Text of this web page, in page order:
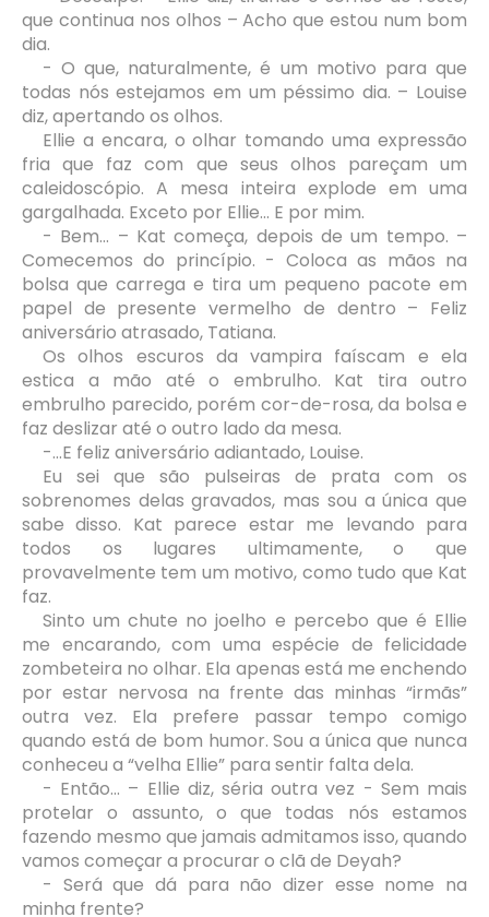
que continua nos olhos – Acho que estou num bom
dia.
- O que, naturalmente, é um motivo para que
todas nós estejamos em um péssimo dia. – Louise
diz, apertando os olhos.
Ellie a encara, o olhar tomando uma expressão
fria que faz com que seus olhos pareçam um
caleidoscópio. A mesa inteira explode em uma
gargalhada. Exceto por Ellie... E por mim.
- Bem... – Kat começa, depois de um tempo. –
Comecemos do princípio. - Coloca as mãos na
bolsa que carrega e tira um pequeno pacote em
papel de presente vermelho de dentro – Feliz
aniversário atrasado, Tatiana.
Os olhos escuros da vampira faíscam e ela
estica a mão até o embrulho. Kat tira outro
embrulho parecido, porém cor-de-rosa, da bolsa e
faz deslizar até o outro lado da mesa.
-...E feliz aniversário adiantado, Louise.
Eu sei que são pulseiras de prata com os
sobrenomes delas gravados, mas sou a única que
sabe disso. Kat parece estar me levando para
todos os lugares ultimamente, o que
provavelmente tem um motivo, como tudo que Kat
faz.
Sinto um chute no joelho e percebo que é Ellie
me encarando, com uma espécie de felicidade
zombeteira no olhar. Ela apenas está me enchendo
por estar nervosa na frente das minhas “irmãs”
outra vez. Ela prefere passar tempo comigo
quando está de bom humor. Sou a única que nunca
conheceu a “velha Ellie” para sentir falta dela.
- Então... – Ellie diz, séria outra vez - Sem mais
protelar o assunto, o que todas nós estamos
fazendo mesmo que jamais admitamos isso, quando
vamos começar a procurar o clã de Deyah?
- Será que dá para não dizer esse nome na
minha frente?